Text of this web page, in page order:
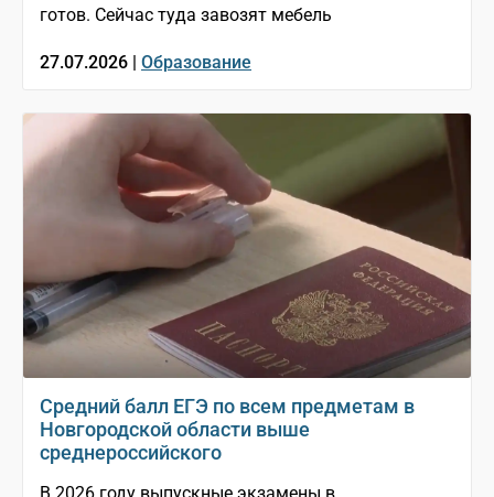
готов. Сейчас туда завозят мебель
27.07.2026 | Образование
Средний балл ЕГЭ по всем предметам в
Новгородской области выше
среднероссийского